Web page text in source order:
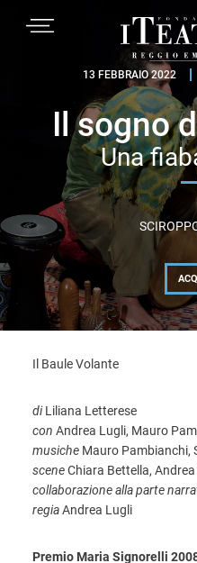
Fondazione
I
Teatri
Reggio
Emilia
13 FEBBRAIO 2022
Il sogno
Una
Il Baule Volante
diLiliana Letterese
con Andrea Lugli, Mauro
musiche Mauro Pambianchi,
sceneChiara Bettella,
collaborazione alla parte
regiaAndrea Lugli
Premio Maria Signorelli